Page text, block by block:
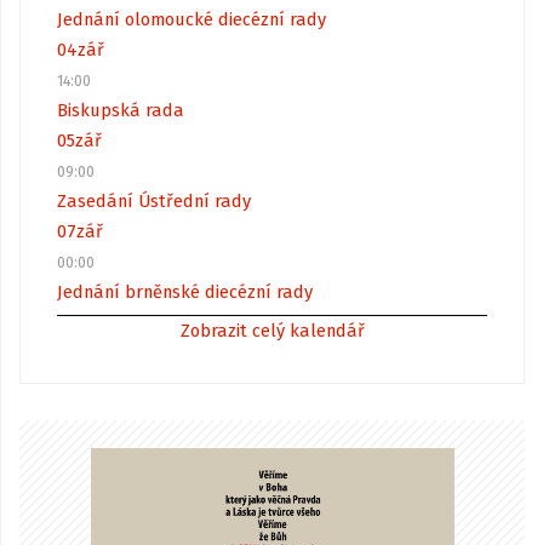
Jednání olomoucké diecézní rady
04zář
14:00
Biskupská rada
05zář
09:00
Zasedání Ústřední rady
07zář
00:00
Jednání brněnské diecézní rady
Zobrazit celý kalendář